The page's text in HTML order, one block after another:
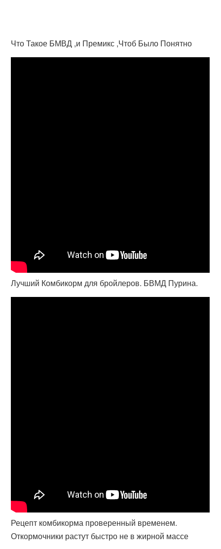
Что Такое БМВД ,и Премикс ,Чтоб Было Понятно
Лучший Комбикорм для бройлеров. БВМД Пурина.
Рецепт комбикорма проверенный временем.
Откормочники растут быстро не в жирной массе